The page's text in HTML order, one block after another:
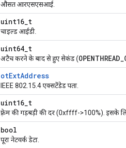
औसत आरएसएसआई.
uint16_t
चाइल्ड आईडी.
uint64_t
अटैच करने के बाद से हुए सेकंड (
otExtAddress
IEEE 802.15.4 एक्सटेंडेड पता.
uint16_t
फ़्रेम की गड़बड़ी की दर (0xffff->100%). इसके
bool
पूरा नेटवर्क डेटा.